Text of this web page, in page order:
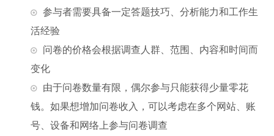
参与者需要具备一定答题技巧、分析能力和工作生
活经验
问卷的价格会根据调查人群、范围、内容和时间而
变化
由于问卷数量有限，偶尔参与只能获得少量零花
钱。如果想增加问卷收入，可以考虑在多个网站、账
号、设备和网络上参与问卷调查